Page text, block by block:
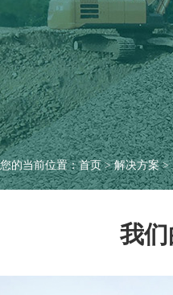
您的当前位置：首页>解决方案>
我